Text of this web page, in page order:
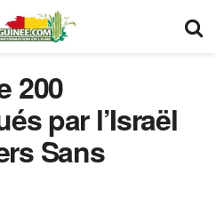
200
par l’Israël
Sans